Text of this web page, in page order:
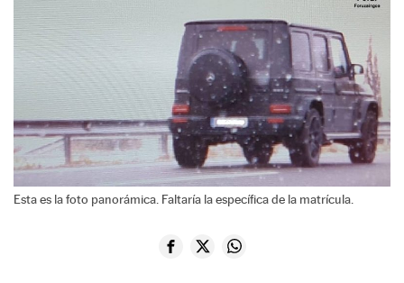
Esta es la foto panorámica. Faltaría la específica de la matrícula.